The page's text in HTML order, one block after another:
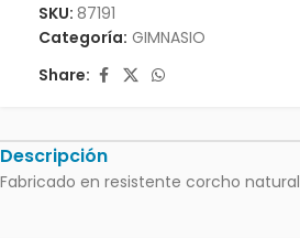
SKU: 87191
Categoría: GIMNASIO
Share:
Descripción
Fabricado en resistente corcho natural